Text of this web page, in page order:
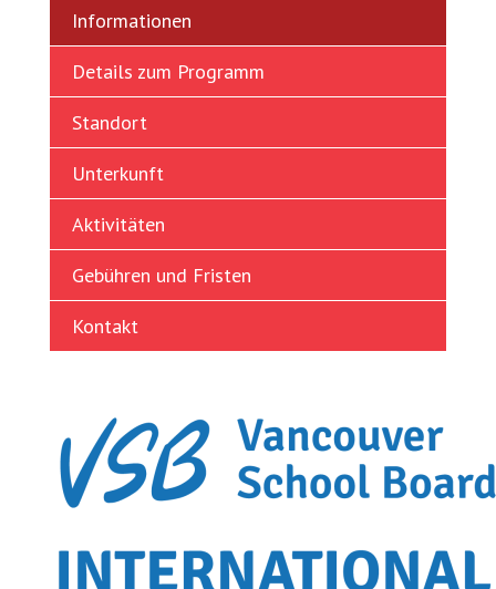
Ukrainian
Informationen
Details zum Programm
Standort
Unterkunft
Aktivitäten
Gebühren und Fristen
Kontakt